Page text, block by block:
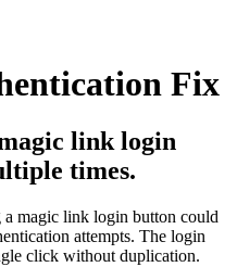
Fix
link login
times.
magic link login button could
attempts. The login
click without duplication.